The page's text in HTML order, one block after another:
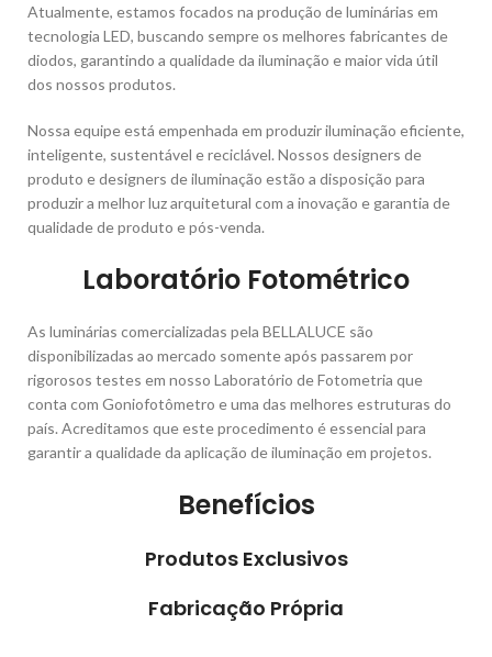
Atualmente, estamos focados na produção de luminárias em
tecnologia LED, buscando sempre os melhores fabricantes de
diodos, garantindo a qualidade da iluminação e maior vida útil
dos nossos produtos.
Nossa equipe está empenhada em produzir iluminação eficiente,
inteligente, sustentável e reciclável. Nossos designers de
produto e designers de iluminação estão a disposição para
produzir a melhor luz arquitetural com a inovação e garantia de
qualidade de produto e pós-venda.
Laboratório Fotométrico
As luminárias comercializadas pela BELLALUCE são
disponibilizadas ao mercado somente após passarem por
rigorosos testes em nosso Laboratório de Fotometria que
conta com Goniofotômetro e uma das melhores estruturas do
país. Acreditamos que este procedimento é essencial para
garantir a qualidade da aplicação de iluminação em projetos.
Benefícios
Produtos Exclusivos
Fabricação Própria